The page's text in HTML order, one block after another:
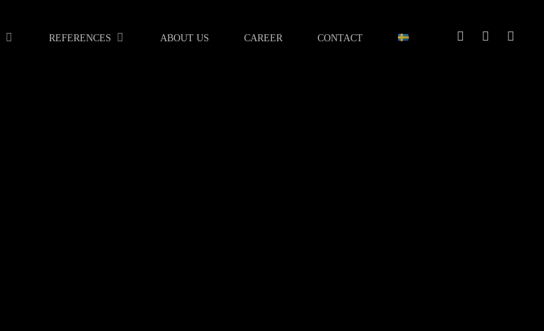
REFERENCES ABOUT US CAREER CONTACT facebooklinkedin youtube